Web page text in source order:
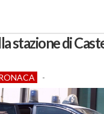
stazione di
-